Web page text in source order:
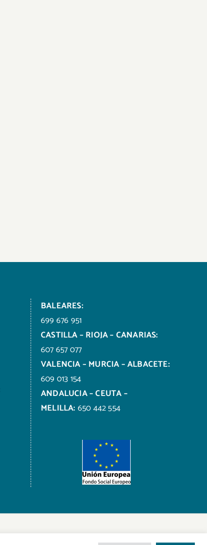
BALEARES:
699 676 951
CASTILLA – RIOJA – CANARIAS:
607 657 077
VALENCIA – MURCIA – ALBACETE:
609 013 154
ANDALUCIA – CEUTA –
MELILLA: 650 442 554